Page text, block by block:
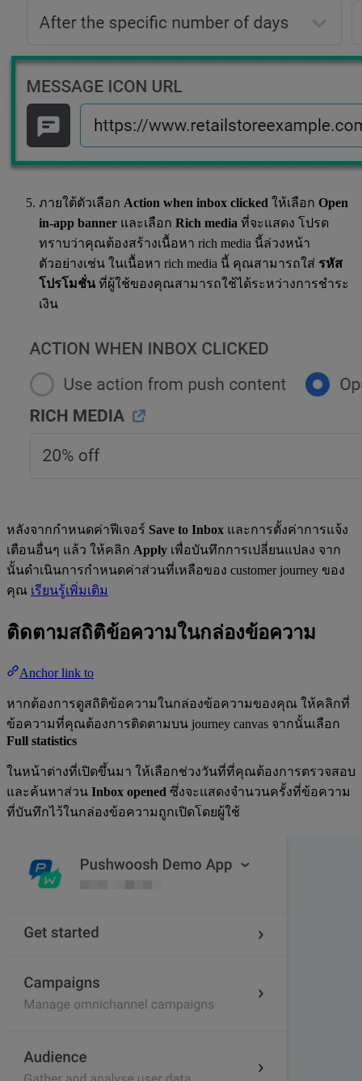
ภายใต้ตัวเลือก Action when inbox clicked ให้เลือก Open
in-app banner และเลือก Rich media ที่จะแสดง โปรด
ทราบว่าคุณต้องสร้างเนื้อหา rich media นี้ล่วงหน้า
ตัวอย่างเช่น ในเนื้อหา rich media นี้ คุณสามารถใส่ รหัส
โปรโมชั่น ที่ผู้ใช้ของคุณสามารถใช้ได้ระหว่างการชำระ
เงิน
หลังจากกำหนดค่าฟีเจอร์ Save to Inbox และการตั้งค่าการแจ้ง
เตือนอื่นๆ แล้ว ให้คลิก Apply เพื่อบันทึกการเปลี่ยนแปลง จาก
นั้นดำเนินการกำหนดค่าส่วนที่เหลือของ customer journey ของ
คุณ เรียนรู้เพิ่มเติม
ติดตามสถิติข้อความในกล่องข้อความ
Anchor link to
หากต้องการดูสถิติข้อความในกล่องข้อความของคุณ ให้คลิกที่
ข้อความที่คุณต้องการติดตามบน journey canvas จากนั้นเลือก
Full statistics
ในหน้าต่างที่เปิดขึ้นมา ให้เลือกช่วงวันที่ที่คุณต้องการตรวจสอบ
และค้นหาส่วน Inbox opened ซึ่งจะแสดงจำนวนครั้งที่ข้อความ
ที่บันทึกไว้ในกล่องข้อความถูกเปิดโดยผู้ใช้